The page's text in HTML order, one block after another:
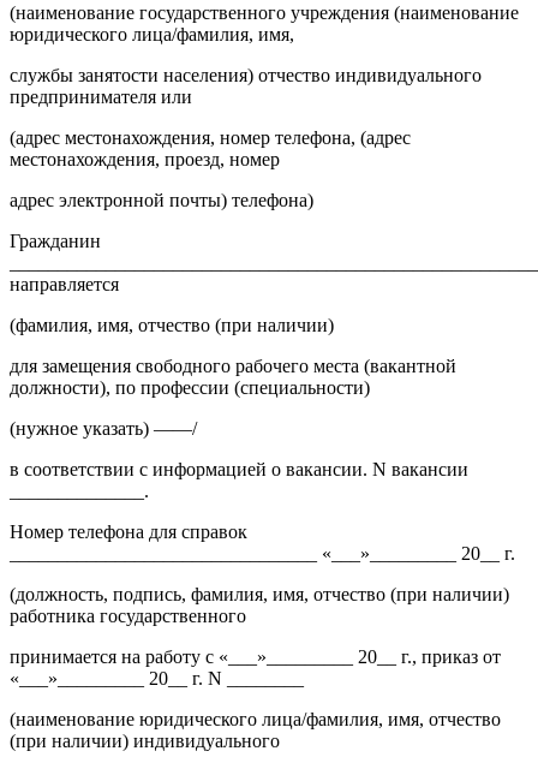
(наименование государственного учреждения (наименование
юридического лица/фамилия, имя,
службы занятости населения) отчество индивидуального
предпринимателя или
(адрес местонахождения, номер телефона, (адрес
местонахождения, проезд, номер
адрес электронной почты) телефона)
Гражданин
направляется
(фамилия, имя, отчество (при наличии)
для замещения свободного рабочего места (вакантной
должности), по профессии (специальности)
(нужное указать) ——/
в соответствии с информацией о вакансии. N вакансии
______________.
Номер телефона для справок
________________________________ «___»_________ 20__ г.
(должность, подпись, фамилия, имя, отчество (при наличии)
работника государственного
принимается на работу с «___»_________ 20__ г., приказ от
«___»_________ 20__ г. N ________
(наименование юридического лица/фамилия, имя, отчество
(при наличии) индивидуального